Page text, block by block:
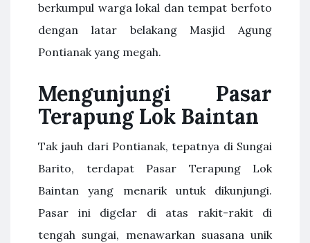
berkumpul warga lokal dan tempat berfoto
dengan latar belakang Masjid Agung
Pontianak yang megah.
Mengunjungi Pasar
Terapung Lok Baintan
Tak jauh dari Pontianak, tepatnya di Sungai
Barito, terdapat Pasar Terapung Lok
Baintan yang menarik untuk dikunjungi.
Pasar ini digelar di atas rakit-rakit di
tengah sungai, menawarkan suasana unik